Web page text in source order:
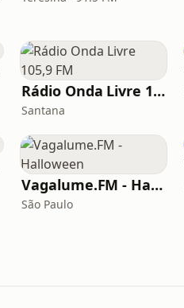
Rádio Onda Livre 105,9 FM
Santana
Vagalume.FM - Halloween
São Paulo